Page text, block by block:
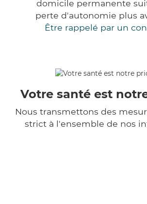
domicile permanente
perte d'autonomie plus
Être rappelé par un
Votre santé est
Nous transmettons des
strict à l'ensemble de nos